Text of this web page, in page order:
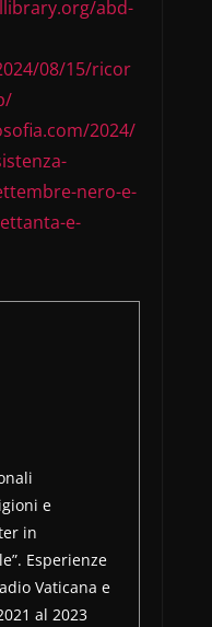
abd-
08/15/ricor
2024/
nero-e-
e-
e
in
Esperienze
Vaticana e
al 2023